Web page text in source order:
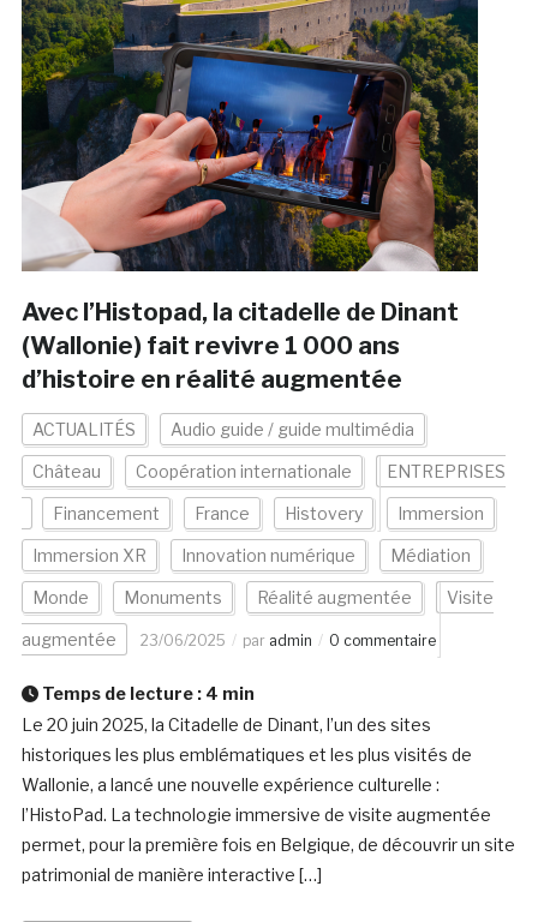
Avec l’Histopad, la citadelle de Dinant
(Wallonie) fait revivre 1 000 ans
d’histoire en réalité augmentée
ACTUALITÉS Audio guide / guide multimédia
Château Coopération internationale ENTREPRISES
Financement France Histovery Immersion
Immersion XR Innovation numérique Médiation
Monde Monuments Réalité augmentée Visite
augmentée 23/06/2025 par admin 0 commentaire
Temps de lecture : 4 min
Le 20 juin 2025, la Citadelle de Dinant, l’un des sites
historiques les plus emblématiques et les plus visités de
Wallonie, a lancé une nouvelle expérience culturelle :
l’HistoPad. La technologie immersive de visite augmentée
permet, pour la première fois en Belgique, de découvrir un site
patrimonial de manière interactive […]